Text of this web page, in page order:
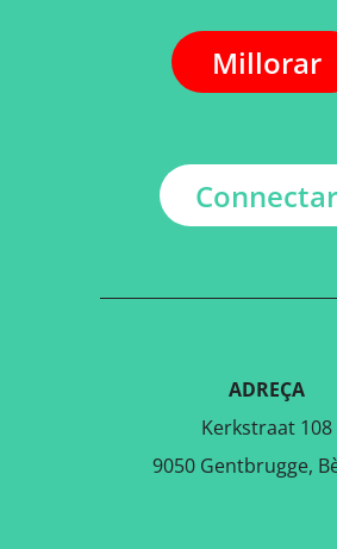
Millorar
Connectar
ADREÇA
Kerkstraat 108
9050 Gentbrugge,